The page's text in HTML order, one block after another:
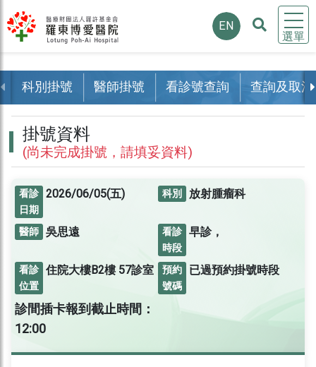
選單
EN
科別掛號 醫師掛號 看診號查詢 查詢及取消
掛號資料
(尚未完成掛號，請填妥資料)
看診
日期
2026/06/05(五) 科別 放射腫瘤科
醫師 吳思遠
看診
時段
早診，
看診
位置
住院大樓B2樓57診室 預約
號碼
已過預約掛號時段
診間插卡報到截止時間：
12:00